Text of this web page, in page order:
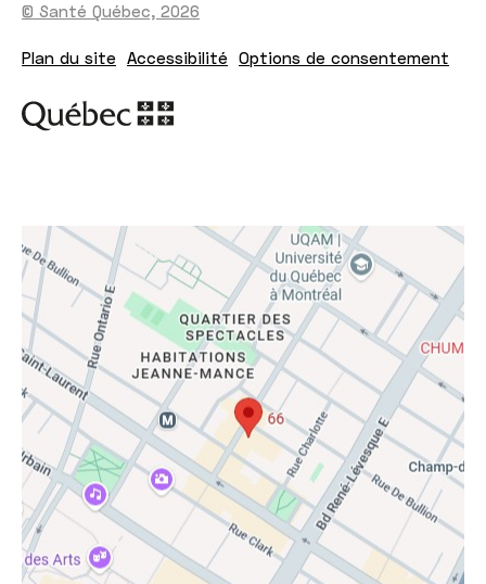
© Santé Québec, 2026
Plan du site Accessibilité Options de consentement